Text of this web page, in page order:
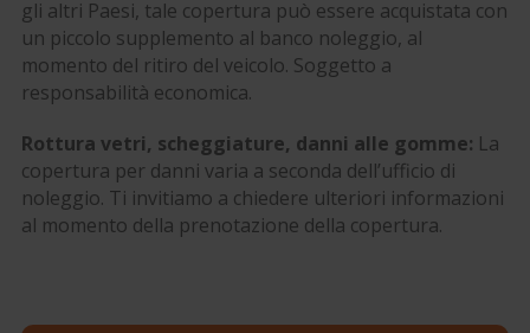
gli altri Paesi, tale copertura può essere acquistata con
un piccolo supplemento al banco noleggio, al
momento del ritiro del veicolo. Soggetto a
responsabilità economica.
Rottura vetri, scheggiature, danni alle gomme: La
copertura per danni varia a seconda dell’ufficio di
noleggio. Ti invitiamo a chiedere ulteriori informazioni
al momento della prenotazione della copertura.